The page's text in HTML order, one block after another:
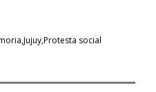
JujuyProtesta social